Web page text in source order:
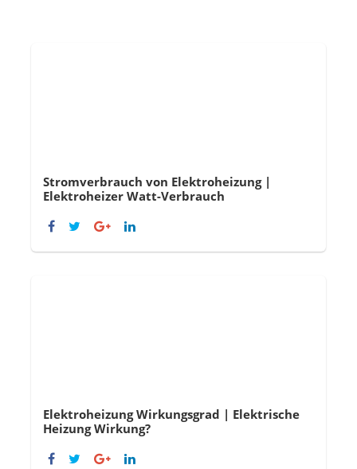
Stromverbrauch von Elektroheizung |
Elektroheizer Watt-Verbrauch
Elektroheizung Wirkungsgrad | Elektrische
Heizung Wirkung?